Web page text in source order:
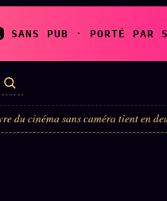
SANS PUB · PORTÉ PAR
caméra tient en deux minutes trois